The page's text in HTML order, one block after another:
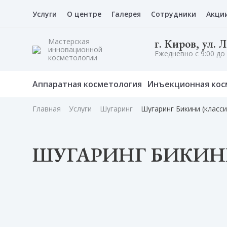
Услуги О центре Галерея Сотрудники
Мастерская
инновационной
косметологии
г. Киров, ул.
Ежедневно с 9:00 до
Аппаратная косметология Инъекционная
Главная Услуги Шугаринг Шугаринг Бикини
ШУГАРИНГ